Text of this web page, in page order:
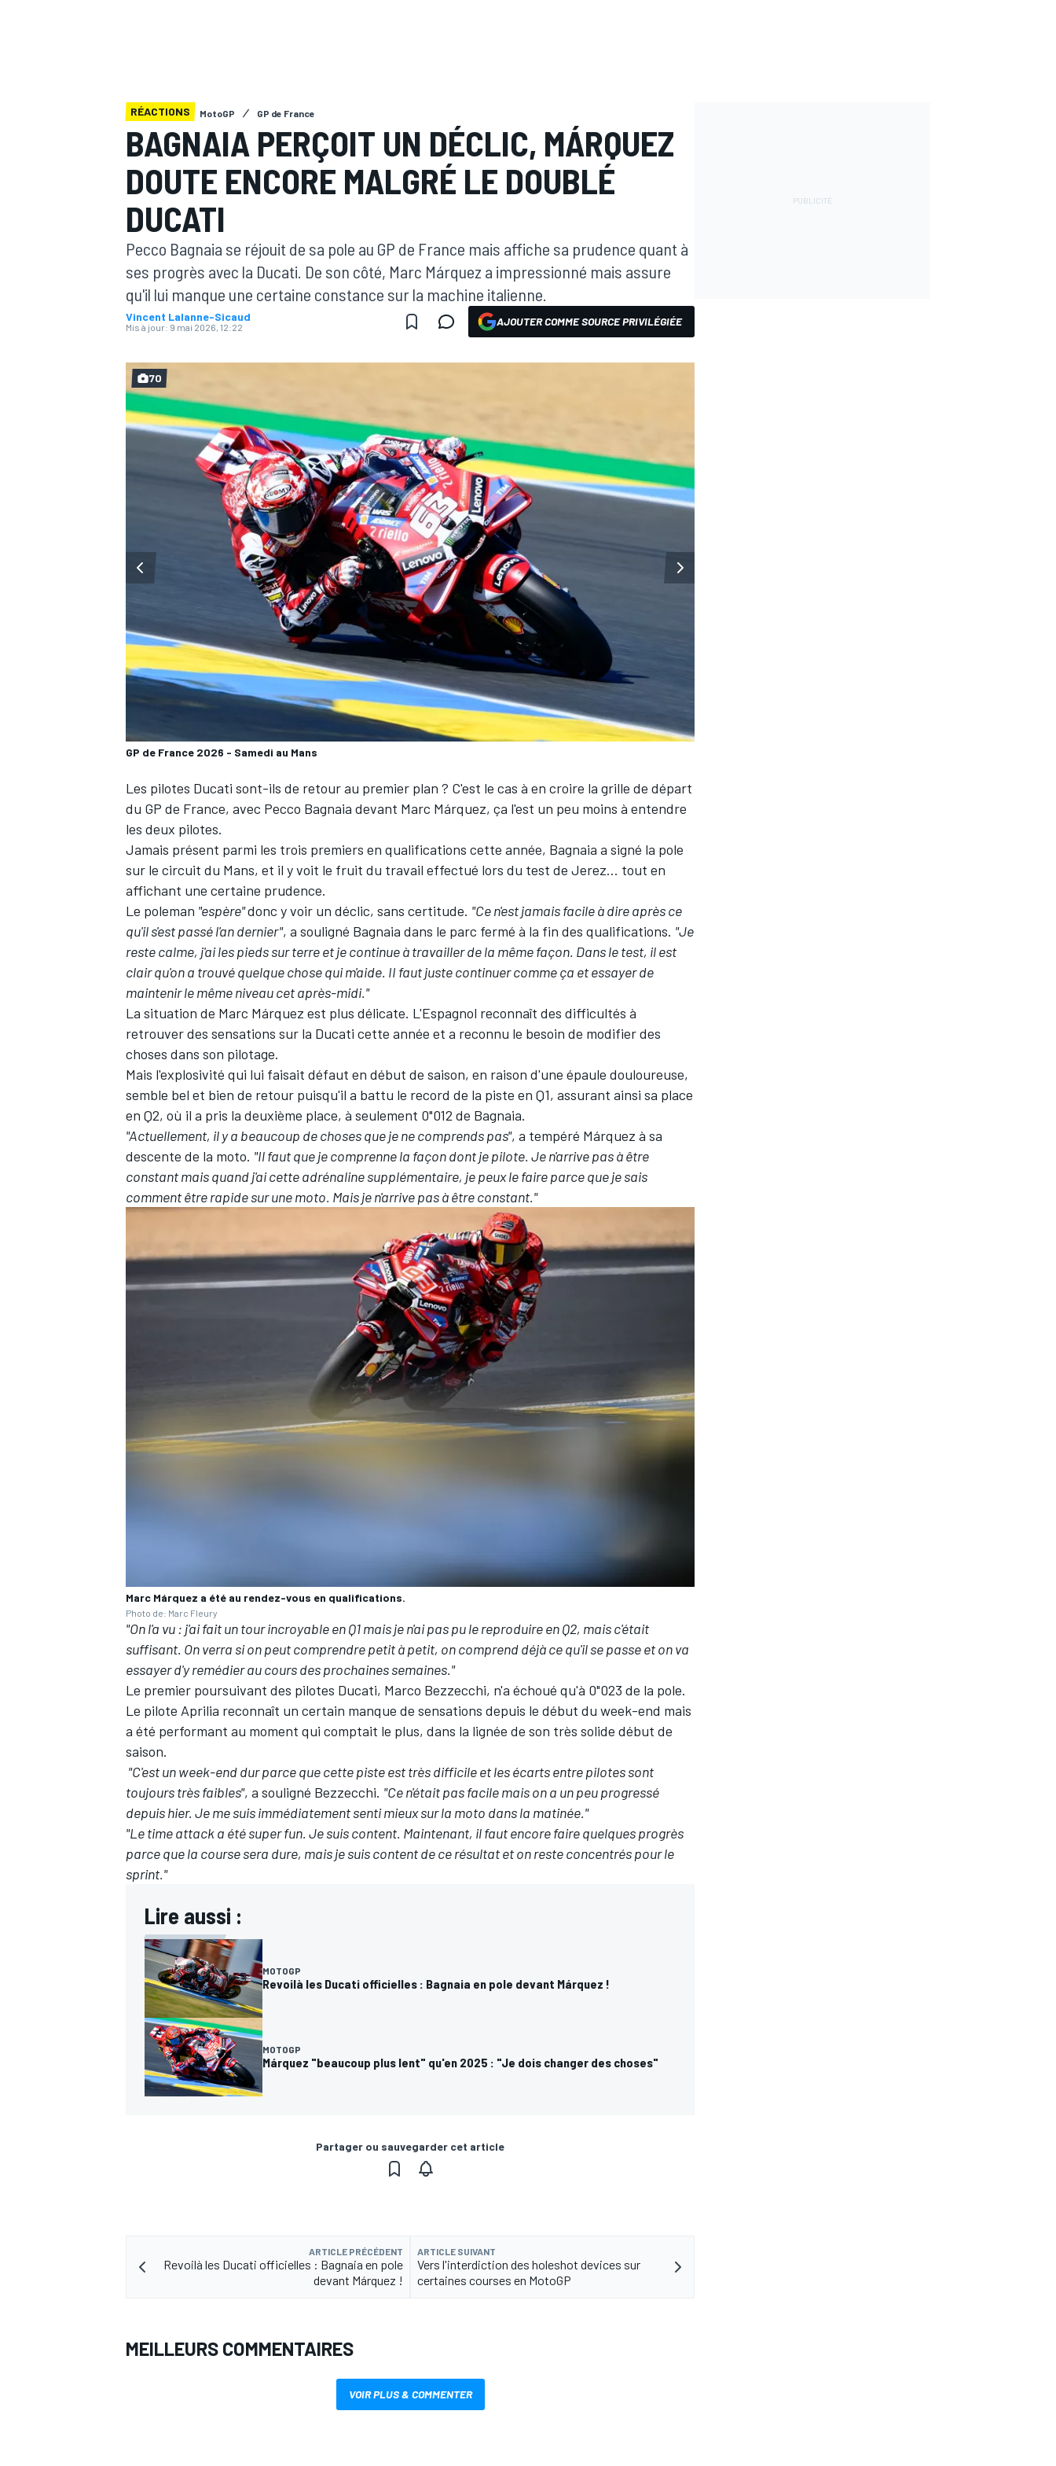
MOTOGP
WRC
WEC
RÉACTIONS MotoGP GP de France
BAGNAIA PERÇOIT UN DÉCLIC, MÁRQUEZ
DOUTE ENCORE MALGRÉ LE DOUBLÉ
DUCATI
Pecco Bagnaia se réjouit de sa pole au GP de France mais affiche sa prudence quant à
ses progrès avec la Ducati. De son côté, Marc Márquez a impressionné mais assure
qu'il lui manque une certaine constance sur la machine italienne.
Vincent Lalanne-Sicaud
Mis à jour: 9 mai 2026, 12:22 AJOUTER COMME SOURCE PRIVILÉGIÉE
GP de France 2026 - Samedi au Mans
70
Les pilotes Ducati sont-ils de retour au premier plan ? C'est le cas à en croire la grille de départ
du GP de France, avec Pecco Bagnaia devant Marc Márquez, ça l'est un peu moins à entendre
les deux pilotes.
Jamais présent parmi les trois premiers en qualifications cette année, Bagnaia a signé la pole
sur le circuit du Mans, et il y voit le fruit du travail effectué lors du test de Jerez... tout en
affichant une certaine prudence.
Le poleman "espère"donc y voir un déclic, sans certitude. "Ce n'est jamais facile à dire après ce
qu'il s'est passé l'an dernier", a souligné Bagnaia dans le parc fermé à la fin des qualifications. "Je
reste calme, j'ai les pieds sur terre et je continue à travailler de la même façon. Dans le test, il est
clair qu'on a trouvé quelque chose qui m'aide. II faut juste continuer comme ça et essayer de
maintenir le même niveau cet après-midi."
La situation de Marc Márquez est plus délicate. L'Espagnol reconnaît des difficultés à
retrouver des sensations sur la Ducati cette année et a reconnu le besoin de modifier des
choses dans son pilotage.
Mais l'explosivité qui lui faisait défaut en début de saison, en raison d'une épaule douloureuse,
semble bel et bien de retour puisqu'il a battu le record de la piste en Q1, assurant ainsi sa place
en Q2, où il a pris la deuxième place, à seulement 0"012 de Bagnaia.
"Actuellement, il y a beaucoup de choses que je ne comprends pas", a tempéré Márquez à sa
descente de la moto. "Il faut que je comprenne la façon dont je pilote. Je n'arrive pas à être
constant mais quand j'ai cette adrénaline supplémentaire, je peux le faire parce que je sais
comment être rapide sur une moto. Mais je n'arrive pas à être constant."
Marc Márquez a été au rendez-vous en qualifications.
Photo de: Marc Fleury
"On l'a vu : j'ai fait un tour incroyable en Q1 mais je n'ai pas pu le reproduire en Q2, mais c'était
suffisant. On verra si on peut comprendre petit à petit, on comprend déjà ce qu'il se passe et on va
essayer d'y remédier au cours des prochaines semaines."
Le premier poursuivant des pilotes Ducati, Marco Bezzecchi, n'a échoué qu'à 0"023 de la pole.
Le pilote Aprilia reconnaît un certain manque de sensations depuis le début du week-end mais
a été performant au moment qui comptait le plus, dans la lignée de son très solide début de
saison.
"C'est un week-end dur parce que cette piste est très difficile et les écarts entre pilotes sont
toujours très faibles", a souligné Bezzecchi. "Ce n'était pas facile mais on a un peu progressé
depuis hier. Je me suis immédiatement senti mieux sur la moto dans la matinée."
"Le time attack a été super fun. Je suis content. Maintenant, il faut encore faire quelques progrès
parce que la course sera dure, mais je suis content de ce résultat et on reste concentrés pour le
sprint."
Lire aussi :
MOTOGP
Revoilà les Ducati officielles : Bagnaia en pole devant Márquez !
MOTOGP
Márquez "beaucoup plus lent" qu'en 2025 : "Je dois changer des choses"
Partager ou sauvegarder cet article
ARTICLE PRÉCÉDENT
Revoilà les Ducati officielles : Bagnaia en pole
devant Márquez !
ARTICLE SUIVANT
Vers l'interdiction des holeshot devices sur
certaines courses en MotoGP
MEILLEURS COMMENTAIRES
VOIR PLUS & COMMENTER